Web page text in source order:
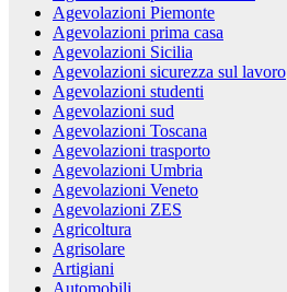
Agevolazioni Piemonte
Agevolazioni prima casa
Agevolazioni Sicilia
Agevolazioni sicurezza sul lavoro
Agevolazioni studenti
Agevolazioni sud
Agevolazioni Toscana
Agevolazioni trasporto
Agevolazioni Umbria
Agevolazioni Veneto
Agevolazioni ZES
Agricoltura
Agrisolare
Artigiani